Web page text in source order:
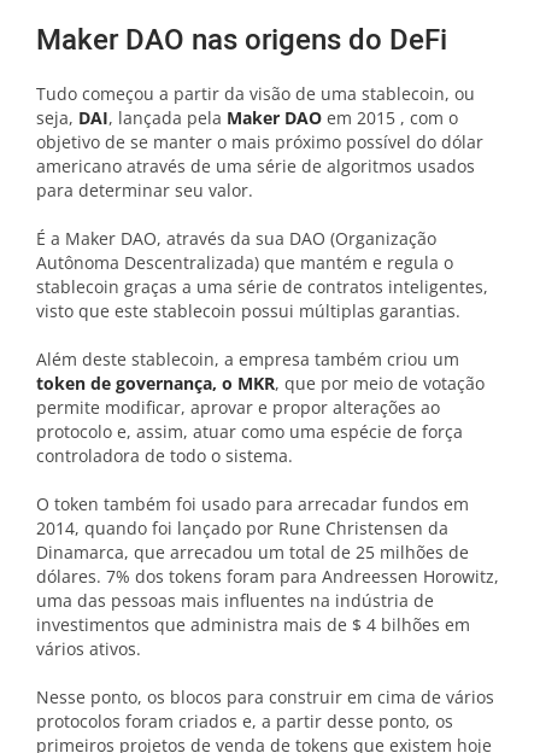
Maker DAO nas origens do DeFi
Tudo começou a partir da visão de uma stablecoin, ou
seja, DAI, lançada pela Maker DAO em 2015 , com o
objetivo de se manter o mais próximo possível do dólar
americano através de uma série de algoritmos usados ​​
para determinar seu valor.
É a Maker DAO, através da sua DAO (Organização
Autônoma Descentralizada) que mantém e regula o
stablecoin graças a uma série de contratos inteligentes,
visto que este stablecoin possui múltiplas garantias.
Além deste stablecoin, a empresa também criou um
token de governança, o MKR, que por meio de votação
permite modificar, aprovar e propor alterações ao
protocolo e, assim, atuar como uma espécie de força
controladora de todo o sistema.
O token também foi usado para arrecadar fundos em
2014, quando foi lançado por Rune Christensen da
Dinamarca, que arrecadou um total de 25 milhões de
dólares. 7% dos tokens foram para Andreessen Horowitz,
uma das pessoas mais influentes na indústria de
investimentos que administra mais de $ 4 bilhões em
vários ativos.
Nesse ponto, os blocos para construir em cima de vários
protocolos foram criados e, a partir desse ponto, os
primeiros projetos de venda de tokens que existem hoje